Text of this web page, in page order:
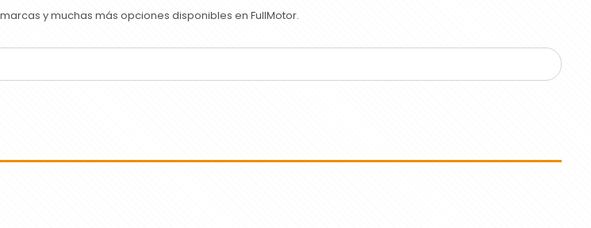
y muchas más opciones disponibles en FullMotor.